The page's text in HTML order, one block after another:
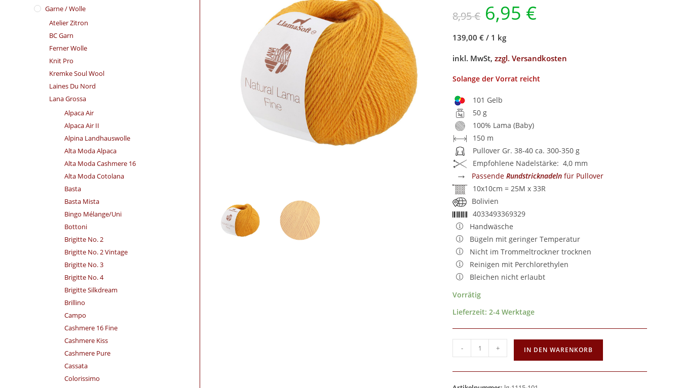
8,95€ 6,95 €
139,00 € / 1 kg
inkl. MwSt,zzgl. Versandkosten
Solange der Vorrat reicht
101 Gelb
50 g
100% Lama (Baby)
150 m
Pullover Gr. 38-40 ca. 300-350 g
Empfohlene Nadelstärke: 4,0 mm
→ PassendeRundstricknadeln für Pullover
10x10cm = 25M x 33R
Bolivien
4033493369329
Handwäsche
Bügeln mit geringer Temperatur
Nicht im Trommeltrockner trocknen
Reinigen mit Perchlorethylen
Bleichen nicht erlaubt
Vorrätig
Lieferzeit:2-4 Werktage
- + IN DEN WARENKORB
Garne / Wolle
Atelier Zitron
BC Garn
Ferner Wolle
Knit Pro
Kremke Soul Wool
Laines Du Nord
Lana Grossa
Alpaca Air
Alpaca Air II
Alpina Landhauswolle
Alta Moda Alpaca
Alta Moda Cashmere 16
Alta Moda Cotolana
Basta
Basta Mista
Bingo Mélange/​Uni
Bottoni
Brigitte No. 2
Brigitte No. 2 Vintage
Brigitte No. 3
Brigitte No. 4
Brigitte Silkdream
Brillino
Campo
Cashmere 16 Fine
Cashmere Kiss
Cashmere Pure
Cassata
Colorissimo